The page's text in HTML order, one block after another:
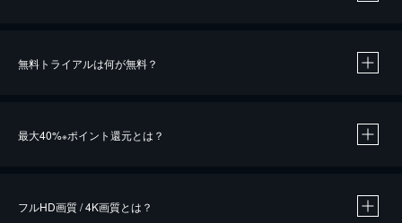
無料トライアルは何が無料？
最大40%※ポイント還元とは？
フルHD画質 / 4K画質とは？